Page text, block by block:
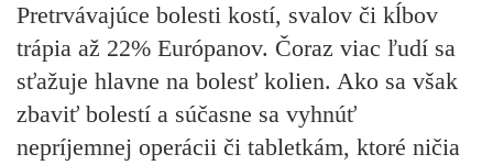
Pretrvávajúce bolesti kostí, svalov či kĺbov
trápia až 22% Európanov. Čoraz viac ľudí sa
sťažuje hlavne na bolesť kolien. Ako sa však
zbaviť bolestí a súčasne sa vyhnúť
nepríjemnej operácii či tabletkám, ktoré ničia